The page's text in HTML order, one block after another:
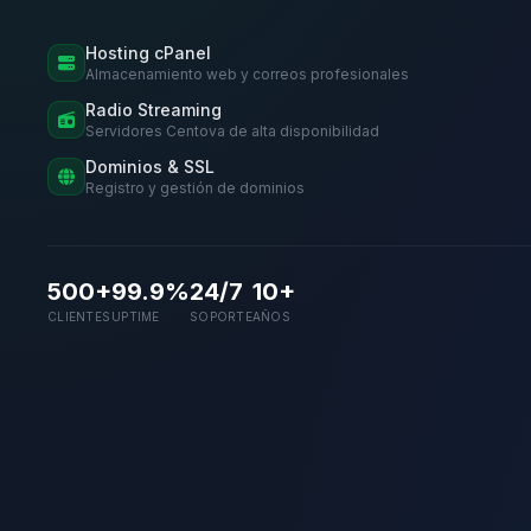
Hosting cPanel
Almacenamiento web y correos profesionales
Radio Streaming
Servidores Centova de alta disponibilidad
Dominios & SSL
Registro y gestión de dominios
500+
CLIENTES
99.9%
UPTIME
24/7
SOPORTE
10+
AÑOS